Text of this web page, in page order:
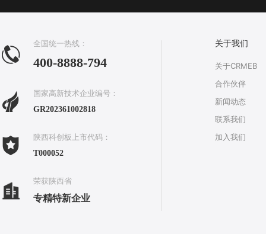
全国统一热线：
400-8888-794
国家高新技术企业编号：
GR202361002818
陕西科创板上市代码：
T000052
荣获陕西省
专精特新企业
关于我们
关于CRMEB
合作伙伴
新闻动态
联系我们
加入我们